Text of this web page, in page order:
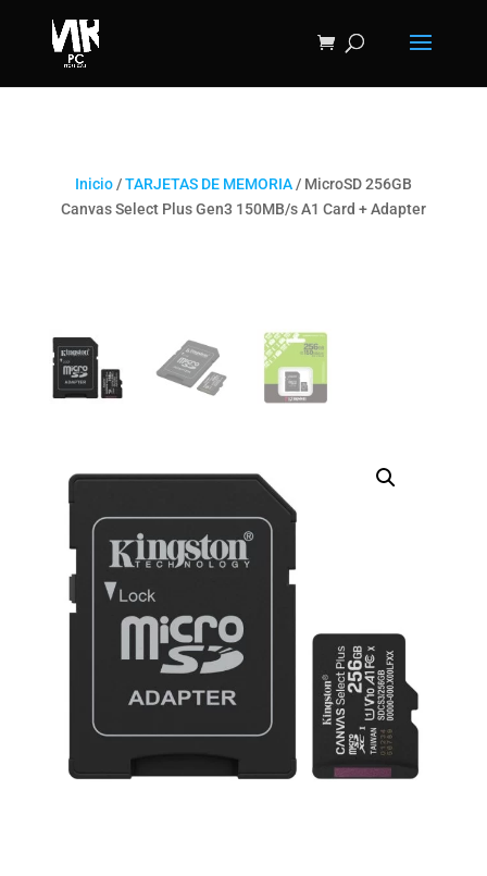
Inicio/TARJETAS DE MEMORIA/ MicroSD 256GB
Canvas Select Plus Gen3 150MB/s A1 Card + Adapter